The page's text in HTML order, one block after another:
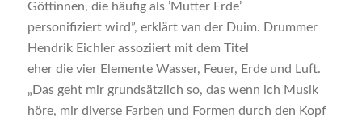
Göttinnen, die häufig als ’Mutter Erde’
personifiziert wird”, erklärt van der Duim. Drummer
Hendrik Eichler assoziiert mit dem Titel
eher die vier Elemente Wasser, Feuer, Erde und Luft.
„Das geht mir grundsätzlich so, das wenn ich Musik
höre, mir diverse Farben und Formen durch den Kopf